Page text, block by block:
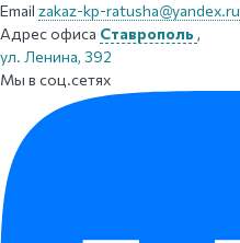
Email zakaz-kp-ratusha@yandex.ru
Адрес офиса Ставрополь ,
ул. Ленина, 392
Мы в соц.сетях